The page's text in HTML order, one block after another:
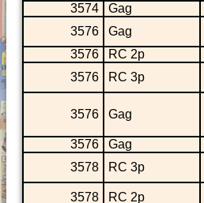
3574
Gag
3576
Gag
3576
RC 2p
3576
RC 3p
3576 Gag
3576 Gag
3578
RC 3p
3578 RC 2p